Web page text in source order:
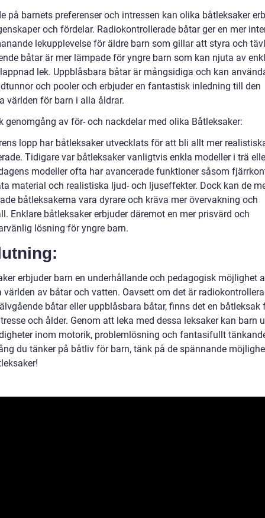
på barnets preferenser och intressen kan olika båtleksaker
och fördelar. Radiokontrollerade båtar ger en mer
lekupplevelse för äldre barn som gillar att styra och
båtar är mer lämpade för yngre barn som kan njuta av
lek. Uppblåsbara båtar är mångsidiga och kan
och pooler och erbjuder en fantastisk inledning till den
världen för barn i alla åldrar.
genomgång av för- och nackdelar med olika Båtleksaker:
lopp har båtleksaker utvecklats för att bli allt mer
Tidigare var båtleksaker vanligtvis enkla modeller i trä
modeller ofta har avancerade funktioner såsom
material och realistiska ljud- och ljuseffekter. Dock kan de
båtleksakerna vara dyrare och kräva mer övervakning och
Enklare båtleksaker erbjuder däremot en mer prisvärd och
lösning för yngre barn.
erbjuder barn en underhållande och pedagogisk möjlighet
världen av båtar och vatten. Oavsett om det är
båtar eller uppblåsbara båtar, finns det en båtleksak
och ålder. Genom att leka med dessa leksaker kan barn
inom motorik, problemlösning och fantasifullt
du tänker på båtliv för barn, tänk på de spännande